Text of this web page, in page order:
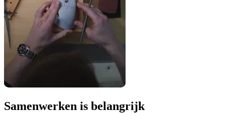
Samenwerken is belangrijk